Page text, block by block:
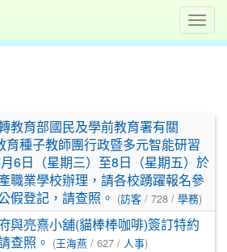
教育部國民及學前教育署有關
育種子教師團行政暨多元智能研習
6日（星期三）至8日（星期五）於
職業學校辦理，請各校踴躍報名參
假登記，請查照。 (訪客 / 728 / 學務)
與亮熹小舖(貓棒棒咖啡)簽訂特約
查照。 (王海燕 / 627 / 人事)